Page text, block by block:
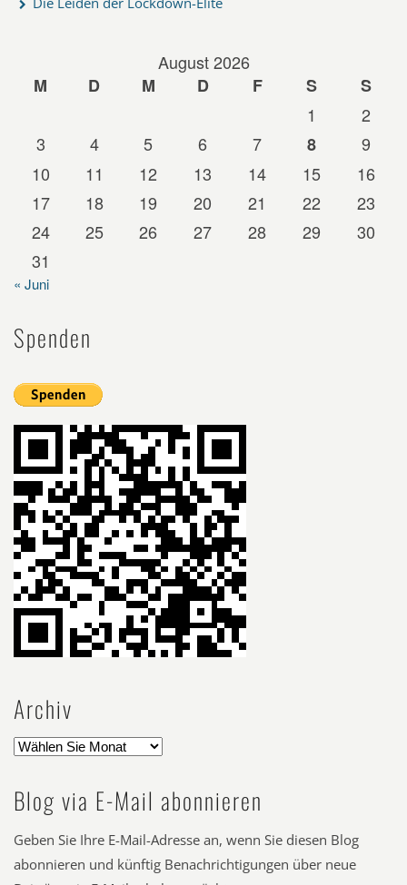
August 2026
M
D M D F S
S
1
2
3
4 5 6 7 8
9
10
11 12 13 14 15
16
17
18 19 20 21 22
23
24
25 26 27 28 29
30
31
« Juni
Spenden
Archiv
Blog via E-Mail abonnieren
Geben Sie Ihre E-Mail-Adresse an, wenn Sie diesen Blog
abonnieren und künftig Benachrichtigungen über neue